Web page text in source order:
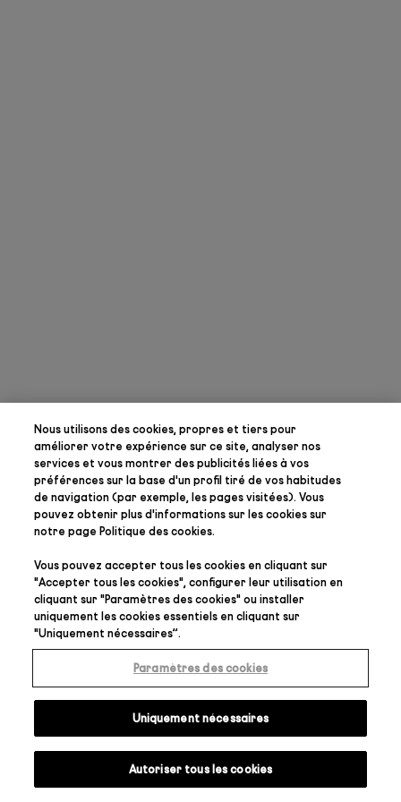
Nous utilisons des cookies, propres et tiers pour
améliorer votre expérience sur ce site, analyser nos
services et vous montrer des publicités liées à vos
préférencessur la base d'un profil tiré de vos habitudes
de navigation (par exemple, les pages visitées). Vous
pouvez obtenir plus d'informations sur les cookies sur
notre pagePolitique des cookies.
Vous pouvez accepter tous les cookies en cliquant sur
"Accepter tous les cookies", configurer leur utilisation en
cliquant sur "Paramètres des cookies" ou installer
uniquement les cookies essentiels en cliquant sur
"Uniquement nécessaires”.
Paramètres des cookies
Uniquement nécessaires
Autoriser tous les cookies